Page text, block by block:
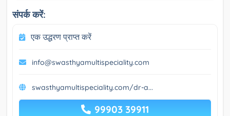
संपर्क करें:
एक उद्धरण प्राप्त करें
info@swasthyamultispeciality.com
swasthyamultispeciality.com/dr-a...
99903 39911